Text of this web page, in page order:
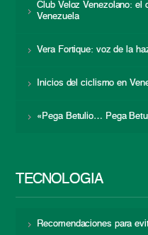
Club Veloz Venezolano:
Venezuela
Vera Fortique: voz de la
Inicios del ciclismo en
«Pega Betulio… Pega
TECNOLOGÍA
Recomendaciones para